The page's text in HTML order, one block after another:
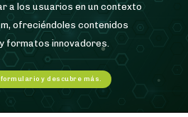
a los usuarios en un contexto
ofreciéndoles contenidos
formatos innovadores.
y descubre más.